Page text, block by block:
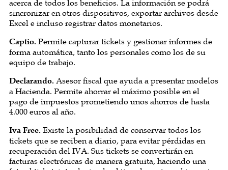
acerca de todos los beneficios. La información se podrá
sincronizar en otros dispositivos, exportar archivos desde
Excel e incluso registrar datos monetarios.
Captio. Permite capturar tickets y gestionar informes de
forma automática, tanto los personales como los de su
equipo de trabajo.
Declarando. Asesor fiscal que ayuda a presentar modelos
a Hacienda. Permite ahorrar el máximo posible en el
pago de impuestos prometiendo unos ahorros de hasta
4.000 euros al año.
Iva Free. Existe la posibilidad de conservar todos los
tickets que se reciben a diario, para evitar pérdidas en
recuperación del IVA. Sus tickets se convertirán en
facturas electrónicas de manera gratuita, haciendo una